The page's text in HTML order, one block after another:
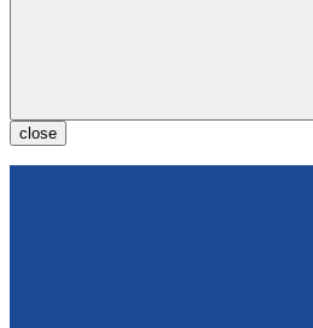
close